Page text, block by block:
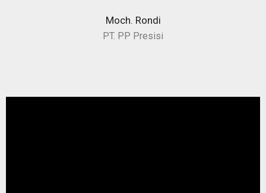
Moch. Rondi
PT. PP Presisi